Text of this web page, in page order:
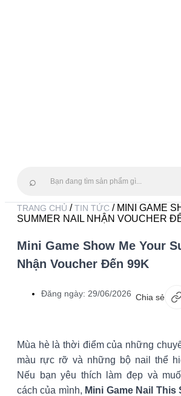
⌕
TRANG CHỦ /TIN TỨC / MINI GAME
SUMMER NAIL NHẬN VOUCHER
Mini Game Show Me Your
Nhận Voucher Đến 99K
Đăng ngày: 29/06/2026 Chia sẻ
Mùa hè là thời điểm của những
màu rực rỡ và những bộ nail thể
Nếu bạn yêu thích làm đẹp và
cách của mình, Mini Game Nail This